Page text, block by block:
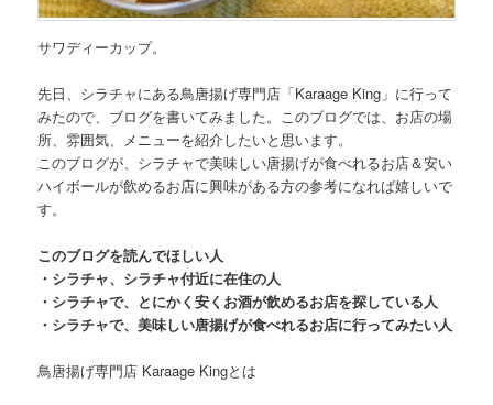
サワディーカップ。
先日、 シラチャにある鳥唐揚げ専門店「Karaage King」 に行って
みたので、ブログを書いてみました。このブログでは、お店の場
所、雰囲気、メニューを紹介したいと思います。
このブログが、シラチャで美味しい唐揚げが食べれるお店＆安い
ハイボールが飲めるお店に興味がある方の参考になれば嬉しいで
す。
このブログを読んでほしい人
・シラチャ、シラチャ付近に在住の人
・シラチャで、とにかく安くお酒が飲めるお店を探している人
・シラチャで、美味しい唐揚げが食べれるお店に行ってみたい人
鳥唐揚げ専門店 Karaage Kingとは